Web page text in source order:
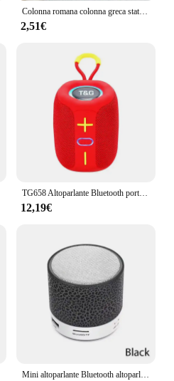
Colonna romana colonna greca statua piedistallo candeliere Stand figurina scultura casa interna sala da pranzo giardino paesaggio Decor
2,51€
TG658 Altoparlante Bluetooth portatile Subwoofer wireless Colonna Mini Bass FM TF BT Riproduzione musicale per Android iOS Smart Phone PC Laptop
12,19€
Mini altoparlante Bluetooth altoparlante Wireless scheda TF LED colorata Subwoofer USB colonna audio musicale MP3 portatile per telefono PC